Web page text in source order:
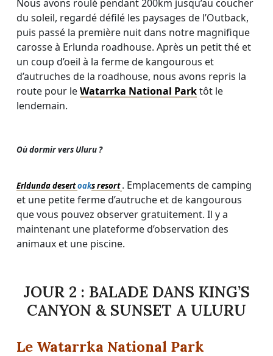
Nous avons roulé pendant 200km jusqu’au coucher
du soleil, regardé défilé les paysages de l’Outback,
puis passé la première nuit dans notre magnifique
carosse à Erlunda roadhouse. Après un petit thé et
un coup d’oeil à la ferme de kangourous et
d’autruches de la roadhouse, nous avons repris la
route pour leWatarrka National Parktôt le
lendemain.
Où dormir vers Uluru ?
Erldunda desertoaks resort . Emplacements de camping
et une petite ferme d’autruche et de kangourous
que vous pouvez observer gratuitement. Il y a
maintenant une plateforme d’observation des
animaux et une piscine.
JOUR 2 : BALADE DANS KING’S
CANYON & SUNSET A ULURU
Le Watarrka National Park